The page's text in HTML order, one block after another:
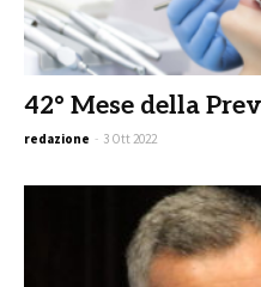
42° Mese della
redazione - 3 Ott 2022